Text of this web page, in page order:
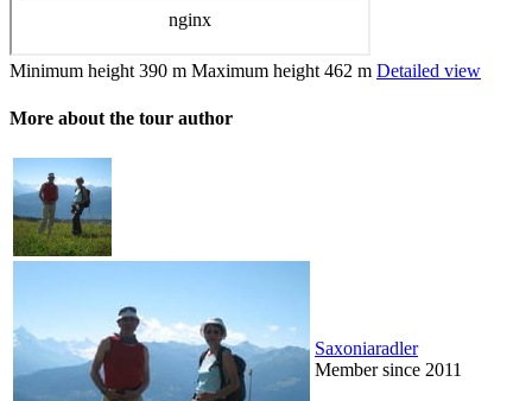
Minimum height 390 m Maximum height 462 m Detailed view
More about the tour author
Saxoniaradler
Member since 2011